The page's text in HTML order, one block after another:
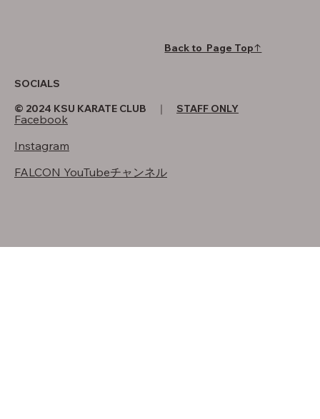
SOCIALS
Facebook
Instagram
FALCON YouTubeチャンネル
Back to Page Top↑
© 2024 KSU KARATE CLUB ｜ STAFF ONLY